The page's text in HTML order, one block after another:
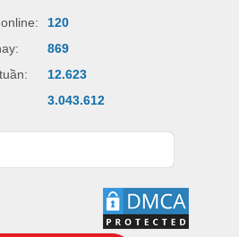
120
869
12.623
3.043.612